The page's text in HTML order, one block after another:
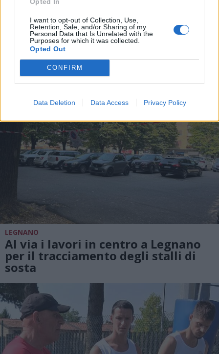
I want to opt-out of Collection, Use,
Retention, Sale, and/or Sharing of my
Personal Data that Is Unrelated with the
Purposes for which it was collected.
Opted Out
CONFIRM
Data Deletion Data Access Privacy Policy
DALLA HOME
LEGNANO
Al via i lavori in centro a Legnano
per il tracciamento degli stalli di
sosta